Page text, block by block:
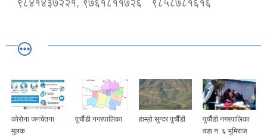
९८४१४३७२२१, ९७६१८११७२६ ९८५८७८१६१६
कोराेना जनचेतना
मुलक
पुर्चौडी नगरपालिका हाम्रो सुन्दर पुर्चौंडी
पुर्चौडी नगरपालिका
वडा न. ६ भुमिराज